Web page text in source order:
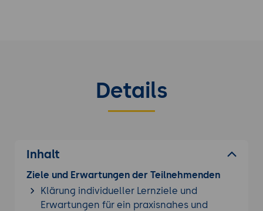
Details
Inhalt
Ziele und Erwartungen der Teilnehmenden
Klärung individueller Lernziele und
Erwartungen für ein praxisnahes und